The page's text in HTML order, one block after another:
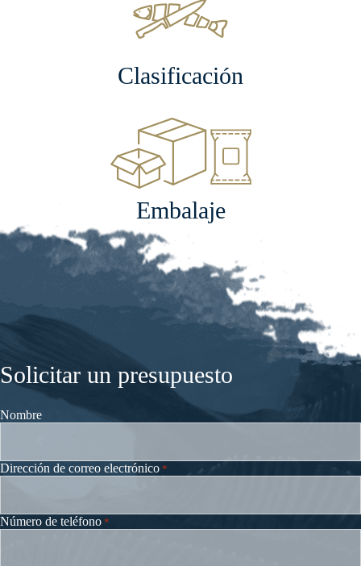
Clasificación
Embalaje
Solicitar un presupuesto
Nombre
Dirección de correo electrónico *
Número de teléfono *